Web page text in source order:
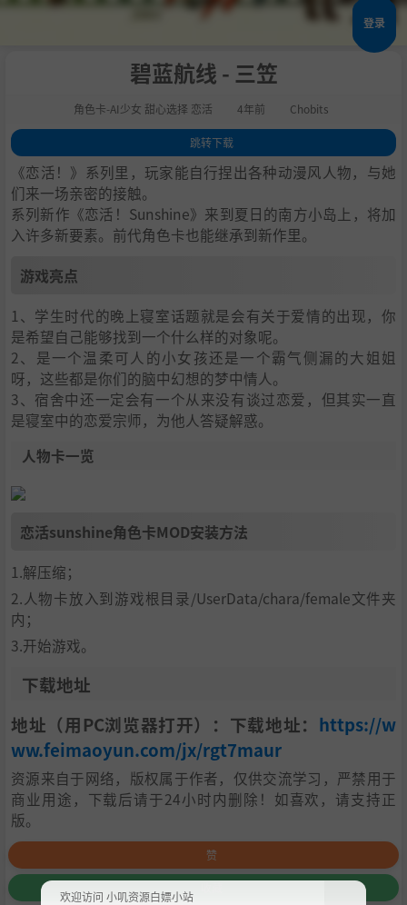
登录
碧蓝航线 - 三笠
角色卡-AI少女 甜心选择 恋活 4年前 Chobits
跳转下载
1.游戏亮点
2.人物卡一览
3.恋活sunshine角色卡MOD安装方法
4.下载地址
《恋活！》系列里，玩家能自行捏出各种动漫风人物，与她
们来一场亲密的接触。
系列新作《恋活！Sunshine》来到夏日的南方小岛上，将加
入许多新要素。前代角色卡也能继承到新作里。
游戏亮点
1、学生时代的晚上寝室话题就是会有关于爱情的出现，你
是希望自己能够找到一个什么样的对象呢。
2、是一个温柔可人的小女孩还是一个霸气侧漏的大姐姐
呀，这些都是你们的脑中幻想的梦中情人。
3、宿舍中还一定会有一个从来没有谈过恋爱，但其实一直
是寝室中的恋爱宗师，为他人答疑解惑。
人物卡一览
恋活sunshine角色卡MOD安装方法
1.解压缩；
2.人物卡放入到游戏根目录/UserData/chara/female文件夹
内；
3.开始游戏。
下载地址
地址（用PC浏览器打开）：下载地址： https://w
ww.feimaoyun.com/jx/rgt7maur
资源来自于网络，版权属于作者，仅供交流学习，严禁用于
商业用途，下载后请于24小时内删除！如喜欢，请支持正
版。
赞
欢迎访问 小叽资源白嫖小站